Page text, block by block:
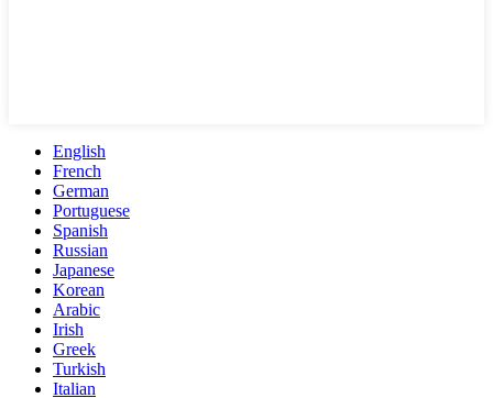
English
French
German
Portuguese
Spanish
Russian
Japanese
Korean
Arabic
Irish
Greek
Turkish
Italian